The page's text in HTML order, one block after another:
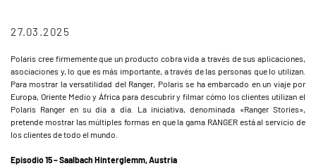
27.03.2025
Polaris cree firmemente que un producto cobra vida a través de sus aplicaciones,
asociaciones y, lo que es más importante, a través de las personas que lo utilizan.
Para mostrar la versatilidad del Ranger, Polaris se ha embarcado en un viaje por
Europa, Oriente Medio y África para descubrir y filmar cómo los clientes utilizan el
Polaris Ranger en su día a día. La iniciativa, denominada «Ranger Stories»,
pretende mostrar las múltiples formas en que la gama RANGER está al servicio de
los clientes de todo el mundo.
Episodio 15 – Saalbach Hinterglemm, Austria